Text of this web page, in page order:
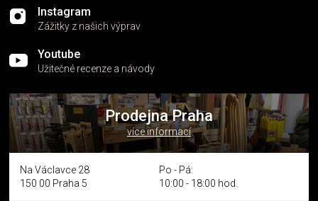
Instagram
Zážitky z našich výprav
Youtube
Užitečné recenze a návody
Prodejna Praha
více informací
Na Václavce 28
150 00 Praha 5
Po - Pá:
10:00 - 18:00 hod.